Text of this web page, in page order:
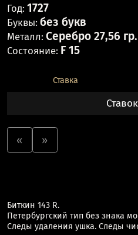
Год: 1727
Буквы: без букв
Металл: Серебро 27,56 гр.
Состояние: F 15
Ставка
« »
Биткин 143 R.
Петербургский тип без знака
Следы удаления ушка. Следы